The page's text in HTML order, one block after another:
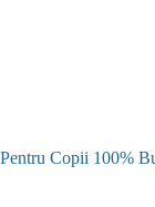
Copii 100%